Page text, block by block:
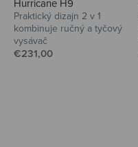
Hurricane H9
Praktický dizajn 2 v 1
kombinuje ručný a tyčový
vysávač
Predajná cena
€231,00